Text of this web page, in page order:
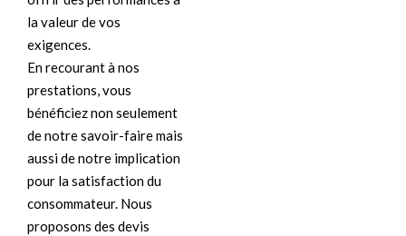
la valeur de vos
exigences.
En recourant à nos
prestations, vous
bénéficiez non seulement
de notre savoir-faire mais
aussi de notre implication
pour la satisfaction du
consommateur. Nous
proposons des devis